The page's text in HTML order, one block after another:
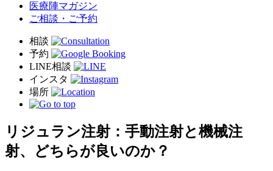
医療陣マガジン
ご相談・ご予約
リジュラン注射：手動注射と機械注
射、どちらが良いのか？